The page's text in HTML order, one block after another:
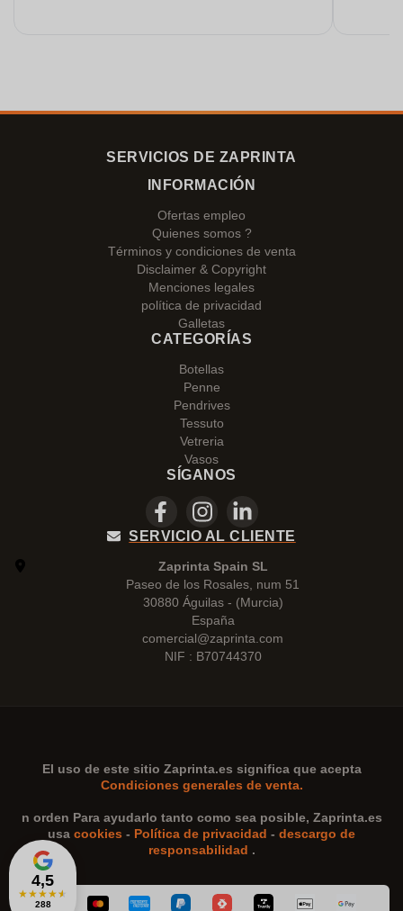
4,5
★★★★★
288
SERVICIOS DE ZAPRINTA
INFORMACIÓN
Ofertas empleo
Quienes somos ?
Términos y condiciones de venta
Disclaimer & Copyright
Menciones legales
política de privacidad
Galletas
CATEGORÍAS
Botellas
Penne
Pendrives
Tessuto
Vetreria
Vasos
SÍGANOS
SERVICIO AL CLIENTE
Zaprinta Spain SL
Paseo de los Rosales, num 51
30880 Águilas - (Murcia)
España
comercial@zaprinta.com
NIF : B70744370
El uso de este sitio Zaprinta.es significa que acepta
Condiciones generales de venta.
n orden Para ayudarlo tanto como sea posible, Zaprinta.es
usa cookies - Política de privacidad - descargo de
responsabilidad .